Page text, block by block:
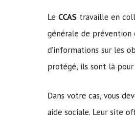
Le CCAS travaille en
générale de prévention
d’informations sur les
protégé, ils sont là pour
Dans votre cas, vous
aide sociale. Leur site